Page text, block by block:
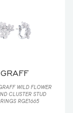
GRAFF
WILD FLOWER
CLUSTER STUD
RGE1665